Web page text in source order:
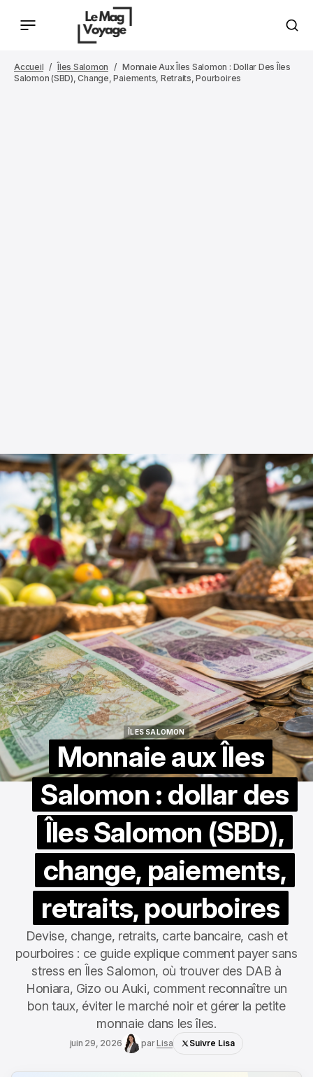
Accueil Îles Salomon
Monnaie Aux Îles Salomon : Dollar Des Îles
Salomon (SBD), Change, Paiements, Retraits, Pourboires
ÎLES SALOMON
Monnaie aux Îles
Salomon : dollar des
Îles Salomon (SBD),
change, paiements,
retraits, pourboires
Devise, change, retraits, carte bancaire, cash et
pourboires : ce guide explique comment payer sans
stress en Îles Salomon, où trouver des DAB à
Honiara, Gizo ou Auki, comment reconnaître un
bon taux, éviter le marché noir et gérer la petite
monnaie dans les îles.
juin 29, 2026 parLisa Suivre Lisa